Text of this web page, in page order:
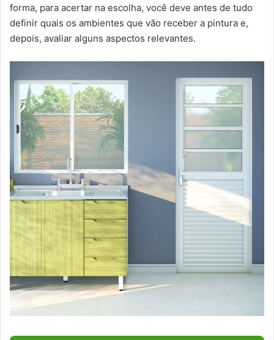
forma, para acertar na escolha, você deve antes de tudo
definir quais os ambientes que vão receber a pintura e,
depois, avaliar alguns aspectos relevantes.